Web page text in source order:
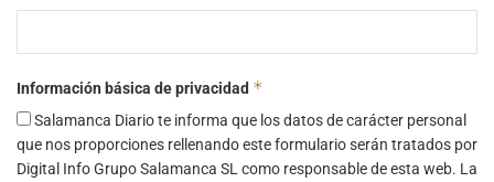
Información básica de privacidad *
Salamanca Diario te informa que los datos de carácter personal
que nos proporciones rellenando este formulario serán tratados por
Digital Info Grupo Salamanca SL como responsable de esta web. La